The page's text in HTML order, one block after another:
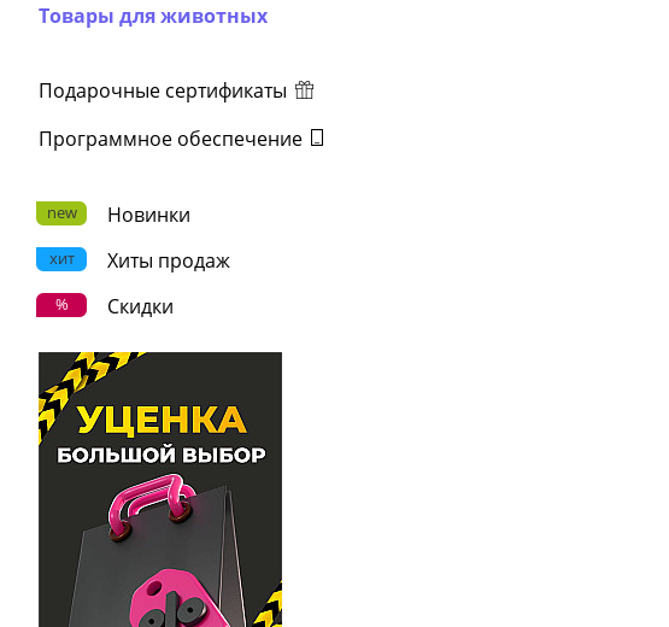
Товары для животных
Подарочные сертификаты
Программное обеспечение
new Новинки
хит Хиты продаж
% Скидки